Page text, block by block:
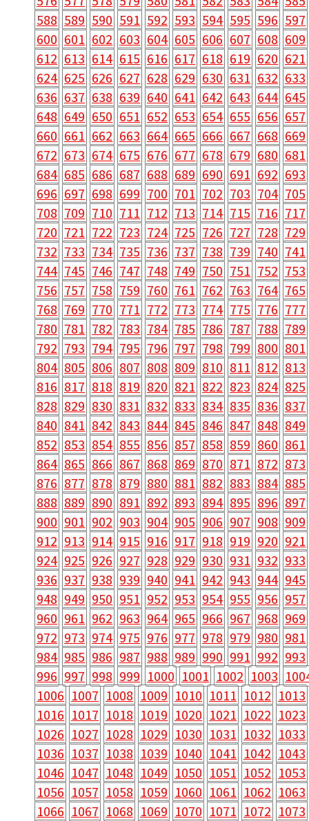
588 589 590 591 592 593 594 595 596 597
600 601 602 603 604 605 606 607 608 609
612 613 614 615 616 617 618 619 620 621
624 625 626 627 628 629 630 631 632 633
636 637 638 639 640 641 642 643 644 645
648 649 650 651 652 653 654 655 656 657
660 661 662 663 664 665 666 667 668 669
672 673 674 675 676 677 678 679 680 681
684 685 686 687 688 689 690 691 692 693
696 697 698 699 700 701 702 703 704 705
708 709 710 711 712 713 714 715 716 717
720 721 722 723 724 725 726 727 728 729
732 733 734 735 736 737 738 739 740 741
744 745 746 747 748 749 750 751 752 753
756 757 758 759 760 761 762 763 764 765
768 769 770 771 772 773 774 775 776 777
780 781 782 783 784 785 786 787 788 789
792 793 794 795 796 797 798 799 800 801
804 805 806 807 808 809 810 811 812 813
816 817 818 819 820 821 822 823 824 825
828 829 830 831 832 833 834 835 836 837
840 841 842 843 844 845 846 847 848 849
852 853 854 855 856 857 858 859 860 861
864 865 866 867 868 869 870 871 872 873
876 877 878 879 880 881 882 883 884 885
888 889 890 891 892 893 894 895 896 897
900 901 902 903 904 905 906 907 908 909
912 913 914 915 916 917 918 919 920 921
924 925 926 927 928 929 930 931 932 933
936 937 938 939 940 941 942 943 944 945
948 949 950 951 952 953 954 955 956 957
960 961 962 963 964 965 966 967 968 969
972 973 974 975 976 977 978 979 980 981
984 985 986 987 988 989 990 991 992 993
996 997 998 999 1000 1001 1002 1003
1006 1007 1008 1009 1010 1011 1012 1013
1016 1017 1018 1019 1020 1021 1022 1023
1026 1027 1028 1029 1030 1031 1032 1033
1036 1037 1038 1039 1040 1041 1042 1043
1046 1047 1048 1049 1050 1051 1052 1053
1056 1057 1058 1059 1060 1061 1062 1063
1066 1067 1068 1069 1070 1071 1072 1073